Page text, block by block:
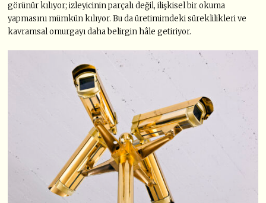
görünür kılıyor; izleyicinin parçalı değil, ilişkisel bir okuma
yapmasını mümkün kılıyor. Bu da üretimimdeki süreklilikleri ve
kavramsal omurgayı daha belirgin hâle getiriyor.